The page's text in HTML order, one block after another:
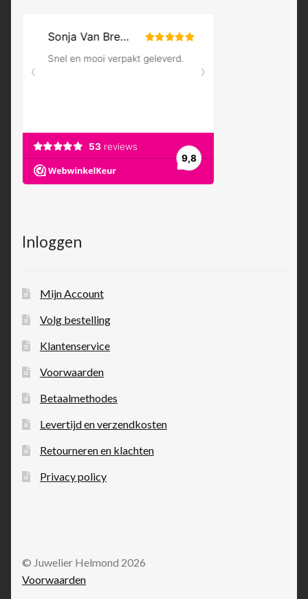
Inloggen
Mijn Account
Volg bestelling
Klantenservice
Voorwaarden
Betaalmethodes
Levertijd en verzendkosten
Retourneren en klachten
Privacy policy
© Juwelier Helmond 2026
Voorwaarden